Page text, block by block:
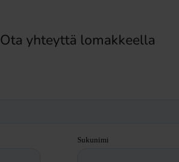
Ota yhteyttä lomakkeella